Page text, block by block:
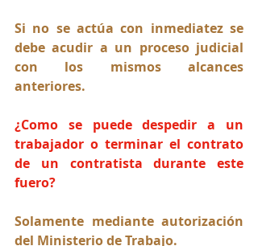
Si no se actúa con inmediatez se
debe acudir a un proceso judicial
con los mismos alcances
anteriores.
¿Como se puede despedir a un
trabajador o terminar el contrato
de un contratista durante este
fuero?
Solamente mediante autorización
del Ministerio de Trabajo.